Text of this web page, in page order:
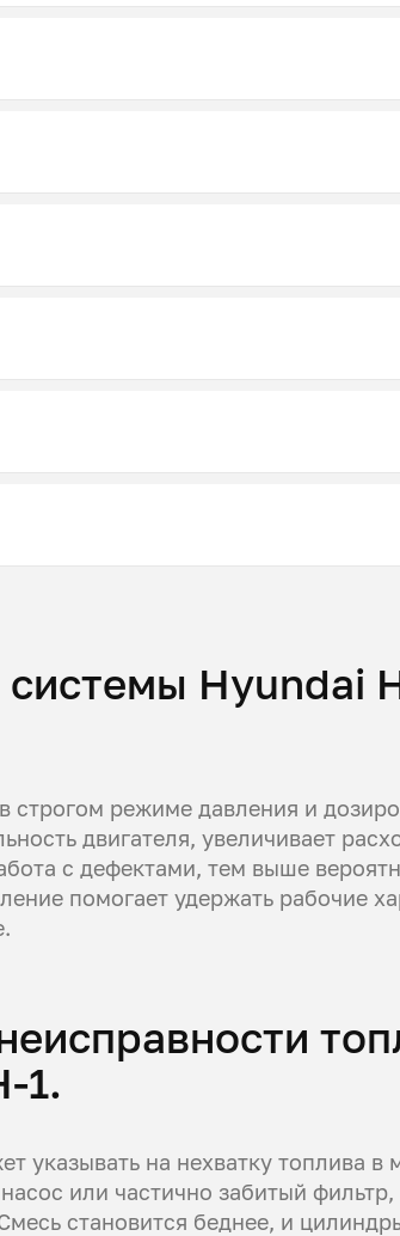
Hyundai
строгом режиме давления и
двигателя, увеличивает
с дефектами, тем выше
помогает удержать рабочие
1.
указывать на нехватку топлива в
или частично забитый фильтр,
становится беднее, и